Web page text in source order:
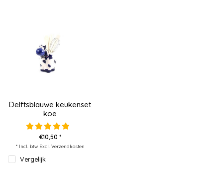
Delftsblauwe keukenset
koe
€10,50 *
* Incl. btw Excl. Verzendkosten
Vergelijk